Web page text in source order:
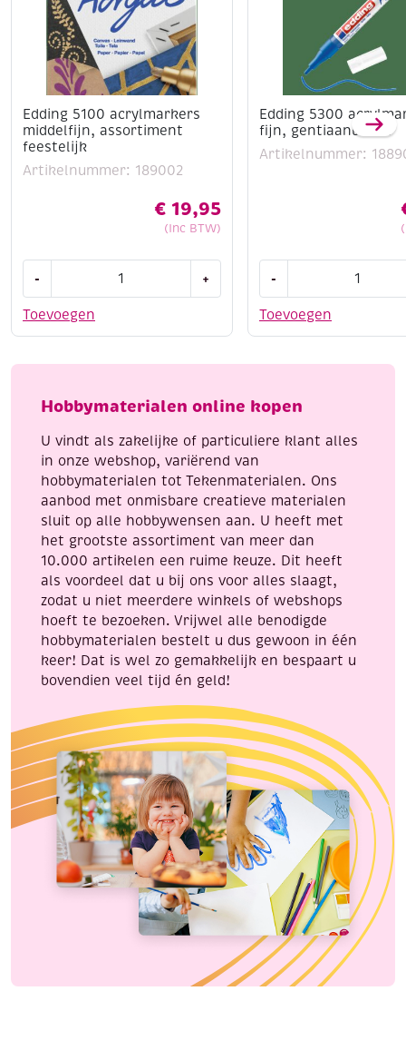
Edding 5100 acrylmarkers
middelfijn, assortiment
feestelijk
Artikelnummer: 189002
€ 19,95
(Inc BTW)
Toevoegen
-
acrylmarkers
feestelijk
+
Edding 5300
fijn, gentiaanblauw
Artikelnummer:
Toevoegen
-
acrylmarker
aantal
Hobbymaterialen online kopen
U vindt als zakelijke of particuliere klant alles
in onze webshop, variërend van
hobbymaterialen tot Tekenmaterialen. Ons
aanbod met onmisbare creatieve materialen
sluit op alle hobbywensen aan. U heeft met
het grootste assortiment van meer dan
10.000 artikelen een ruime keuze. Dit heeft
als voordeel dat u bij ons voor alles slaagt,
zodat u niet meerdere winkels of webshops
hoeft te bezoeken. Vrijwel alle benodigde
hobbymaterialen bestelt u dus gewoon in één
keer! Dat is wel zo gemakkelijk en bespaart u
bovendien veel tijd én geld!